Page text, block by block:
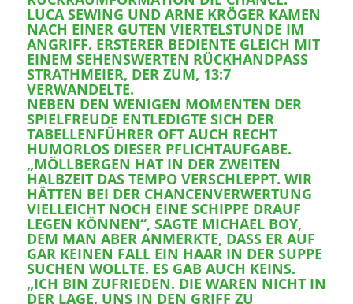
EWING UND ARNE KRÖGER KAMEN NACH E
INER GUTEN VIERTELSTUNDE IM ANGRIF
F. ERSTERER BEDIENTE GLEICH MIT EINEM
SEHENSWERTEN RÜCKHANDPASS STRATH
MEIER, DER ZUM, 13:7 VERWAN
DELTE.
NEBEN DEN WENIGEN MOMENTEN DER
SPIELFREUDE ENTLEDIGTE SICH DER
TABELLENFÜHRER OFT AUCH RECHT
HUMORLOS DIESER PFLICHTAUFGABE.
„MÖLLBERGEN HAT IN DER ZWEITEN
HALBZEIT DAS TEMPO VERSCHLEPPT. WIR
HÄTTEN BEI DER CHANCENVERWERTUNG
VIELLEICHT NOCH EINE SCHIPPE DRAUF
LEGEN KÖNNEN“, SAGTE MICHAEL BOY,
DEM MAN ABER ANMERKTE, DASS ER AUF
GAR KEINEN FALL EIN HAAR IN DER SUPPE
SUCHEN WOLLTE. ES GAB AUCH KEINS.
„ICH BIN ZUFRIEDEN. DIE WAREN NICHT IN
DER LAGE, UNS IN DEN GRIFF ZU